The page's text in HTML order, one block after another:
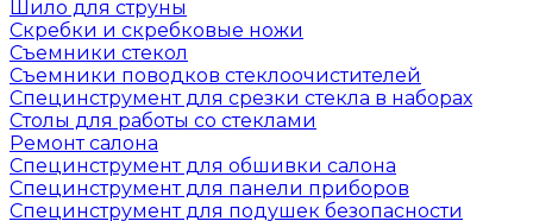
Шило для струны
Скребки и скребковые ножи
Съемники стекол
Съемники поводков стеклоочистителей
Специнструмент для срезки стекла в наборах
Столы для работы со стеклами
Ремонт салона
Специнструмент для обшивки салона
Специнструмент для панели приборов
Специнструмент для подушек безопасности